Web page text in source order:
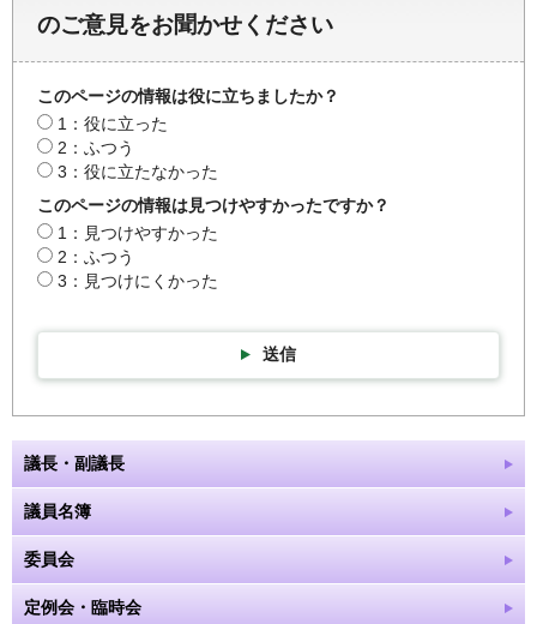
のご意見をお聞かせください
このページの情報は役に立ちましたか？
1：役に立った
2：ふつう
3：役に立たなかった
このページの情報は見つけやすかったですか？
1：見つけやすかった
2：ふつう
3：見つけにくかった
送信
議長・副議長
議員名簿
委員会
定例会・臨時会